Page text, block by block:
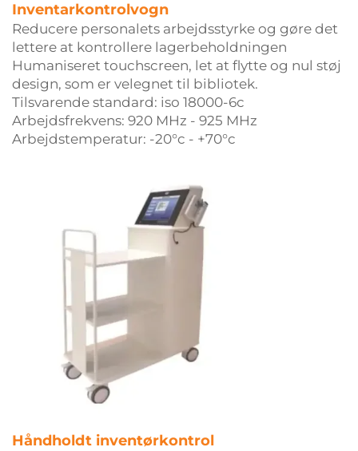
Inventarkontrolvogn
Reducere personalets arbejdsstyrke og gøre det
lettere at kontrollere lagerbeholdningen
Humaniseret touchscreen, let at flytte og nul støj
design, som er velegnet til bibliotek.
Tilsvarende standard: iso 18000-6c
Arbejdsfrekvens: 920 MHz - 925 MHz
Arbejdstemperatur: -20°c - +70°c
Håndholdt inventørkontrol